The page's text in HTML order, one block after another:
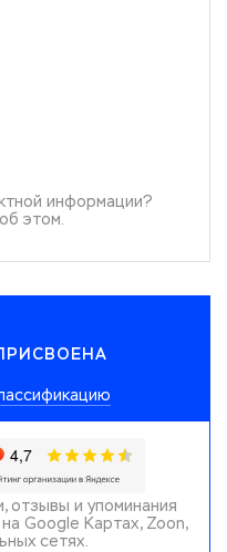
информации?
об этом.
отзывы и упоминания
Google Картах, Zoon,
сетях.